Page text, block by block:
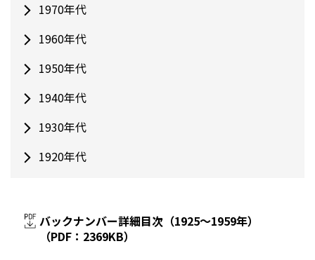
1970年代
1960年代
1950年代
1940年代
1930年代
1920年代
バックナンバー詳細目次（1925～1959年）
（PDF：2369KB）